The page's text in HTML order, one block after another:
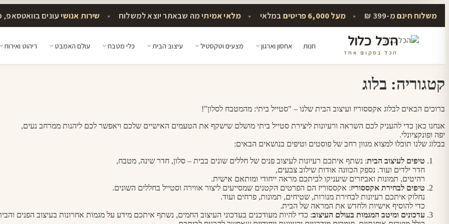
משלוח חינםמ-399 ₪ • מעל 6,000 פריטים במלאי • מלאי אמיתימה שבאתר יוצא למשלוח • שירות אנושיעונים בוואטסאפ,
הכל כלול
הכל במקום אחד
חנות אחסון וארגון מצעים וטקסטיל עיצוב הבית כלי מטבח עולם האמבט ריהוט ואירוח
קטגוריה: בלוג
ברוכים הבאים לבלוג אקססוריז ועיצוב הבית שלנו – "סטייל ביתי: מהמטבח לסלון"!
אנחנו כאן כדי להעניק לכם השראה ורעיונות ליצירת סטייל ביתי מושלם שישקף את הטעמים האישיים שלכם ויאפשר לכם ליהנות ממרחב נעים,
יפה ופונקציונלי.
בבלוג שלנו תוכלו למצוא מגוון רחב של פוסטים וטיפים בנושאים הבאים:
טיפים לעיצוב הבית: נשתף איתכם רעיונות לעיצוב פנים של חללים שונים בבית – סלון, חדר שינה, מטבח,
חדר ילדים ועוד. נספק הכוונה אודות שילוב צבעים,
רהיטים, תמונות ואביזרים שיעניקו לביתכם מראה ייחודי ומותאם אישית.
טיפים לבחירת אקססוריז: אקססוריז הם הפרטים הקטנים שמסייעים ליצור אווירה וסטייל בחללים השונים.
נחלוק איתכם רעיונות לבחירת מנורות, שטיחים, תמונות, פרחים ועוד.
כדי להוסיף אישיות ולחדש את המראה של הבית.
עדכונים ומיטב המגמות בעולם העיצוב: כדי להיות מעודכנים בעדכוני העיצוב החמים, נשתף איתכם מידע על מגמות אחרונות בעיצוב הפנים